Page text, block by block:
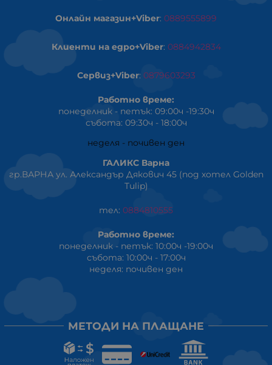
Онлайн магазин+Viber: 0889555899
Клиенти на едро+Viber: 0884942834
Сервиз+Viber: 0879603293
Работно време:
понеделник - петък: 09:00ч -19:30ч
събота: 09:30ч - 18:00ч
неделя - почивен ден
ГАЛИКС Варна
гр.ВАРНА ул. Александър Дякович 45 (под хотел Golden
Tulip)
тел: 0884810555
Работно време:
понеделник - петък: 10:00ч -19:00ч
събота: 10:00ч - 17:00ч
неделя: почивен ден
МЕТОДИ НА ПЛАЩАНЕ